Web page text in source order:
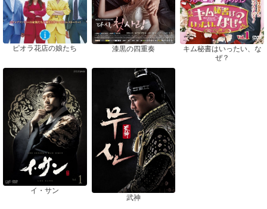
ピオラ花店の娘たち 漆黒の四重奏
キム秘書はいったい、な
ぜ？
イ・サン
武神